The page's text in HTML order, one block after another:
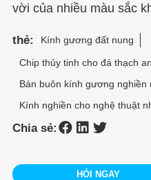
vời của nhiều màu sắc
thẻ: Kính gương đất nung
Chip thủy tinh cho đá thạch
Bán buôn kính gương nghiền
Kính nghiền cho nghệ thuật
Chia sẻ:
HỎI NGAY